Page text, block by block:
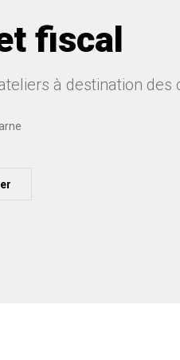
fiscal
à destination des